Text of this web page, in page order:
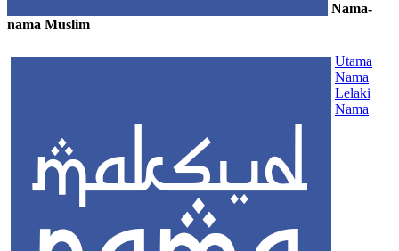
Nama-
nama Muslim
Utama
Nama
Lelaki
Nama